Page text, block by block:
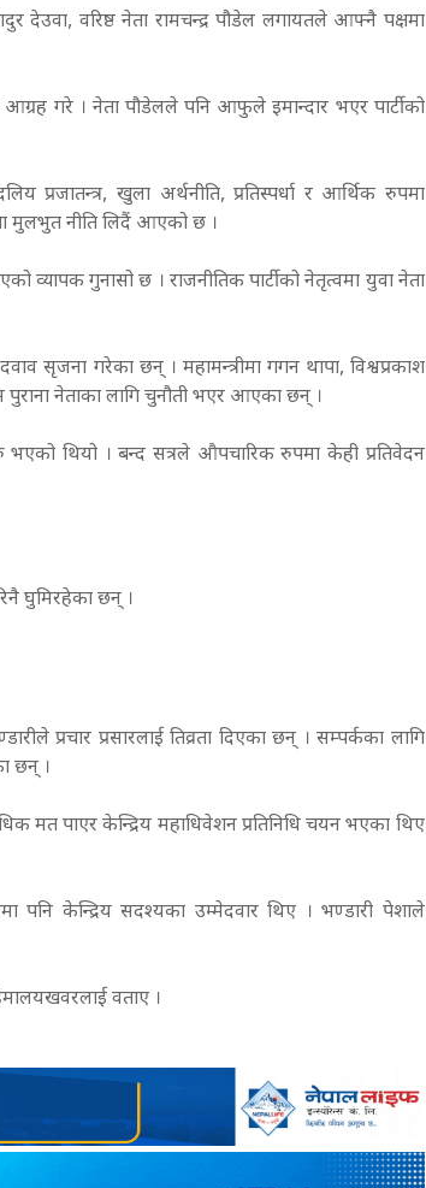
देउवा, वरिष्ठ नेता रामचन्द्र पौडेल लगायतले आफ्नै पक्षमा
गरे । नेता पौडेलले पनि आफुले इमान्दार भएर पार्टीको
प्रजातन्त्र, खुला अर्थनीति, प्रतिस्पर्धा र आर्थिक रुपमा
मुलभुत नीति लिदैं आएको छ ।
व्यापक गुनासो छ । राजनीतिक पार्टीको नेतृत्वमा युवा नेता
सृजना गरेका छन् । महामन्त्रीमा गगन थापा, विश्वप्रकाश
पुराना नेताका लागि चुनौती भएर आएका छन् ।
भएको थियो । बन्द सत्रले औपचारिक रुपमा केही प्रतिवेदन
घुमिरहेका छन् ।
प्रचार प्रसारलाई तिव्रता दिएका छन् । सम्पर्कका लागि
छन् ।
मत पाएर केन्द्रिय महाधिवेशन प्रतिनिधि चयन भएका थिए
पनि केन्द्रिय सदश्यका उम्मेदवार थिए । भण्डारी पेशाले
वताए ।